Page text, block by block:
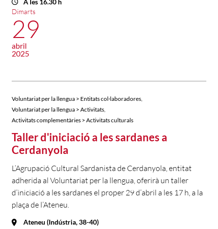
A les 16.30 h
Dimarts
29
abril
2025
Voluntariat per la llengua > Entitats col·laboradores
Voluntariat per la llengua > Activitats
Activitats complementàries > Activitats culturals
Taller d'iniciació a les sardanes a
Cerdanyola
L’Agrupació Cultural Sardanista de Cerdanyola, entitat
adherida al Voluntariat per la llengua, oferirà un taller
d’iniciació a les sardanes el proper 29 d’abril a les 17 h, a la
plaça de l’Ateneu.
Ateneu (Indústria, 38-40)